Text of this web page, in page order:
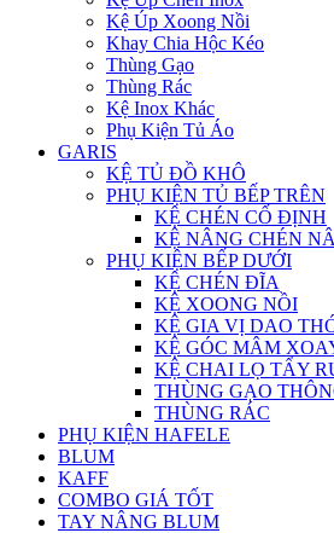
Kệ Úp Xoong Nồi
Khay Chia Hộc Kéo
Thùng Gạo
Thùng Rác
Kệ Inox Khác
Phụ Kiện Tủ Áo
GARIS
KỆ TỦ ĐỒ KHÔ
PHỤ KIỆN TỦ BẾP TRÊN
KỆ CHÉN CỐ ĐỊNH
KỆ NÂNG CHÉN
PHỤ KIỆN BẾP DƯỚI
KỆ CHÉN ĐĨA
KỆ XOONG NỒI
KỆ GIA VỊ DAO
KỆ GÓC MÂM
KỆ CHAI LỌ TẨY
THÙNG GẠO
THÙNG RÁC
PHỤ KIỆN HAFELE
BLUM
KAFF
COMBO GIÁ TỐT
TAY NÂNG BLUM